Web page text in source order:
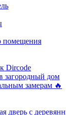
помещения
Dircode
загородный дом
замерам 🔥
дверь с